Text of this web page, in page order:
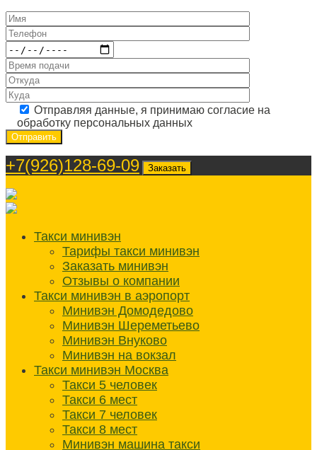
Отправляя данные, я принимаю согласие на
обработку персональных данных
+7(926)128-69-09 Заказать
Такси минивэн
Тарифы такси минивэн
Заказать минивэн
Отзывы о компании
Такси минивэн в аэропорт
Минивэн Домодедово
Минивэн Шереметьево
Минивэн Внуково
Минивэн на вокзал
Такси минивэн Москва
Такси 5 человек
Такси 6 мест
Такси 7 человек
Такси 8 мест
Минивэн машина такси